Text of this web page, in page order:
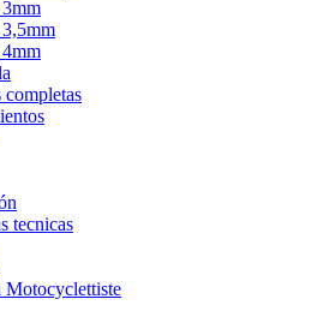
completas
tecnicas
Motocyclettiste